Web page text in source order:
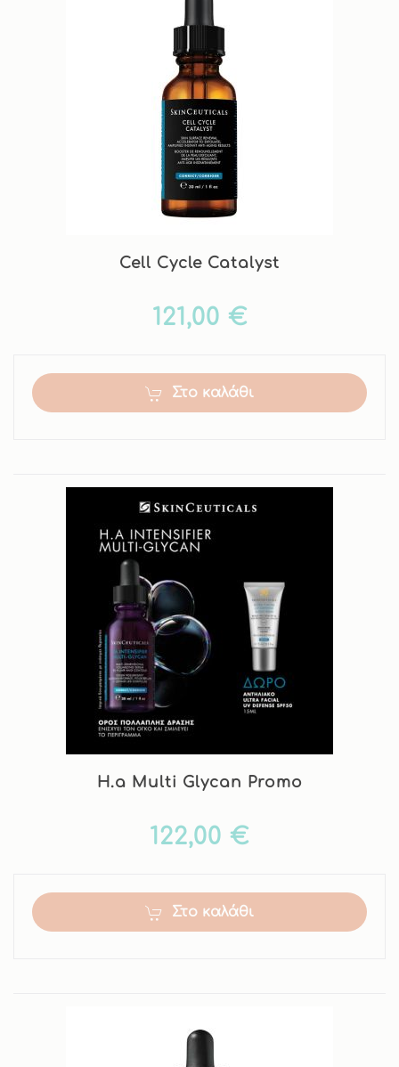
Cell Cycle Catalyst
121,00 €
Στο καλάθι
H.a Multi Glycan Promo
122,00 €
Στο καλάθι